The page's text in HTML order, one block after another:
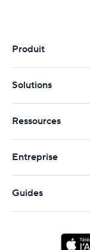
Produit
Solutions
Ressources
Entreprise
Guides